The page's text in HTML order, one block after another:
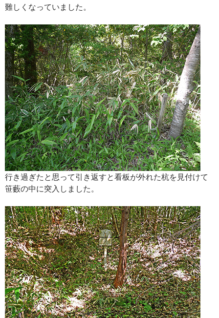
難しくなっていました。
行き過ぎたと思って引き返すと看板が外れた杭を見付けて
笹藪の中に突入しました。